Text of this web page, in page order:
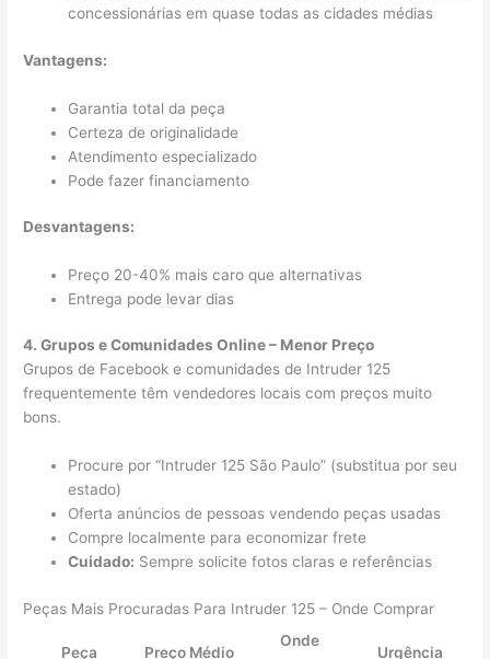
concessionárias em quase todas as cidades médias
Vantagens:
Garantia total da peça
Certeza de originalidade
Atendimento especializado
Pode fazer financiamento
Desvantagens:
Preço 20-40% mais caro que alternativas
Entrega pode levar dias
4. Grupos e Comunidades Online – Menor Preço
Grupos de Facebook e comunidades de Intruder 125
frequentemente têm vendedores locais com preços muito
bons.
Procure por “Intruder 125 São Paulo” (substitua por seu
estado)
Oferta anúncios de pessoas vendendo peças usadas
Compre localmente para economizar frete
Cuidado: Sempre solicite fotos claras e referências
Peças Mais Procuradas Para Intruder 125 – Onde Comprar
Peça Preço Médio
Onde
Urgência